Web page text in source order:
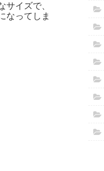
イズで、
なってしま